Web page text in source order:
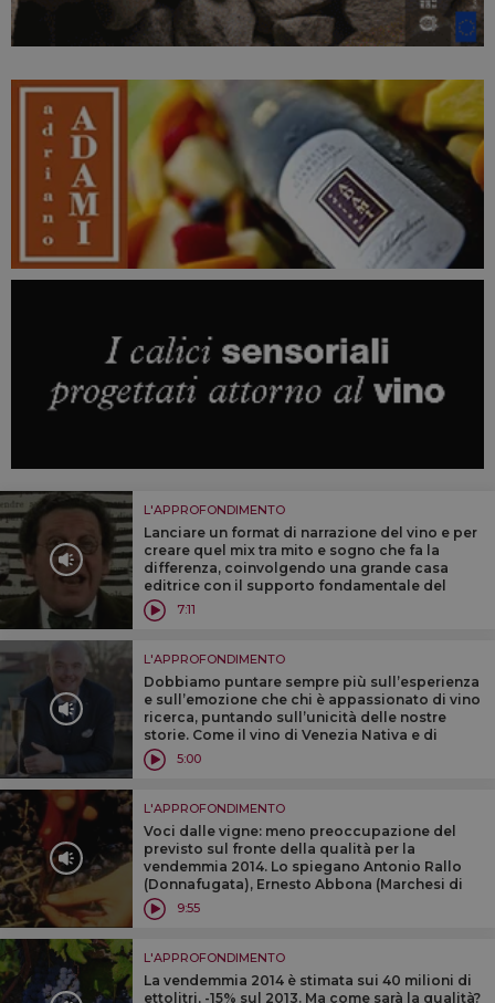
L'APPROFONDIMENTO
Lanciare un format di narrazione del vino e per
creare quel mix tra mito e sogno che fa la
differenza, coinvolgendo una grande casa
editrice con il supporto fondamentale del
“pubblico”: la provocazione, lanciata da
WineNews, da Philippe Daverio
7:11
L'APPROFONDIMENTO
Dobbiamo puntare sempre più sull’esperienza
e sull’emozione che chi è appassionato di vino
ricerca, puntando sull’unicità delle nostre
storie. Come il vino di Venezia Nativa e di
Venissa, che dopo bianco, oggi è anche rosso”.
Parola di Gianluca Bisol
5:00
L'APPROFONDIMENTO
Voci dalle vigne: meno preoccupazione del
previsto sul fronte della qualità per la
vendemmia 2014. Lo spiegano Antonio Rallo
(Donnafugata), Ernesto Abbona (Marchesi di
Barolo), Michele Bernetti (Umani Ronchi) ed
Enrico Viglierchio (Castello Banfi)
9:55
L'APPROFONDIMENTO
La vendemmia 2014 è stimata sui 40 milioni di
ettolitri, -15% sul 2013. Ma come sarà la qualità?